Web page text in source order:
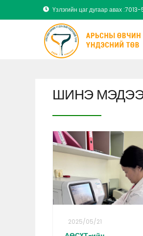
Үзлэгийн цаг дугаар авах
ШИНЭ
2025/05/21